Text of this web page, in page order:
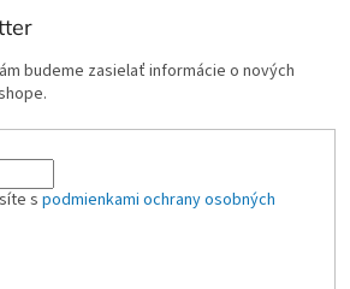
budeme zasielať informácie o nových
s podmienkami ochrany osobných